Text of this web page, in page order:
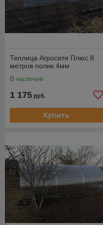
Теплица Агросити Плюс 8
метров полик 4мм
В наличии
1 175 руб.
Купить